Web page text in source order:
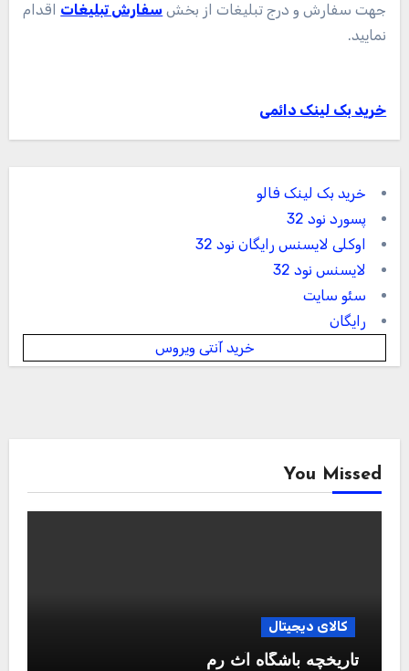
جهت سفارش و درج تبلیغات از بخش سفارش تبلیغات اقدام
نمایید.
خرید بک لینک دائمی
خرید بک لینک فالو
پسورد نود 32
اوکلی لایسنس رایگان نود 32
لایسنس نود 32
سئو سایت
رایگان
خرید آنتی ویروس
You Missed
کالای دیجیتال
تاریخچه باشگاه آث رم